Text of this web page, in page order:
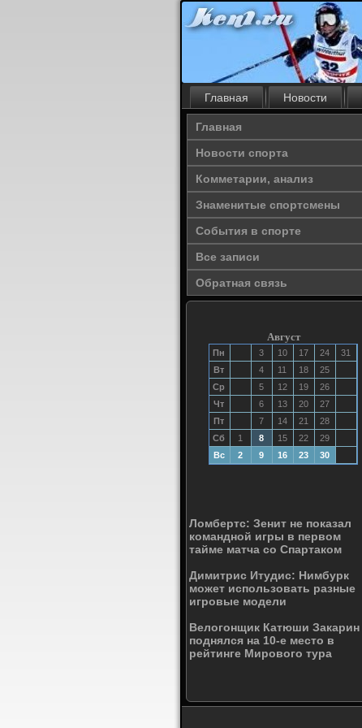
Главная Новости
Главная
Новости спорта
Комметарии, анализ
Знаменитые спортсмены
События в спорте
Все записи
Обратная связь
Август
Пн 3 10 17 24
31
Вт
4 11 18
25
Ср
5 12 19
26
Чт
6 13 20
27
Пт
7 14 21
28
Сб
1 8 15 22
29
Вс
2 9 16 23 30
Ломбертс: Зенит не показал
командной игры в первом
тайме матча со Спартаком
Димитрис Итудис: Нимбурк
может использовать разные
игровые модели
Велогонщик Катюши Закарин
поднялся на 10-е место в
рейтинге Мирового тура